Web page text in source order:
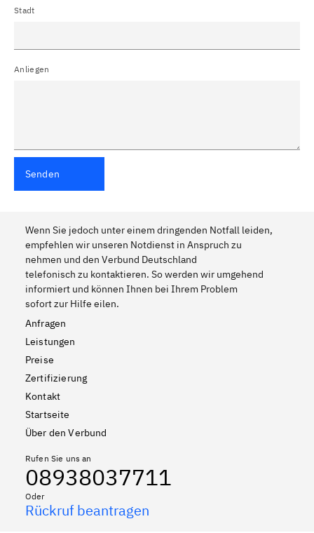
Stadt
Anliegen
Senden
Wenn Sie jedoch unter einem dringenden Notfall leiden,
empfehlen wir unseren Notdienst in Anspruch zu
nehmen und den Verbund Deutschland
telefonisch zu kontaktieren. So werden wir umgehend
informiert und können Ihnen bei Ihrem Problem
sofort zur Hilfe eilen.
Anfragen
Leistungen
Preise
Zertifizierung
Kontakt
Startseite
Über den Verbund
Rufen Sie uns an
08938037711
Oder
Rückruf beantragen